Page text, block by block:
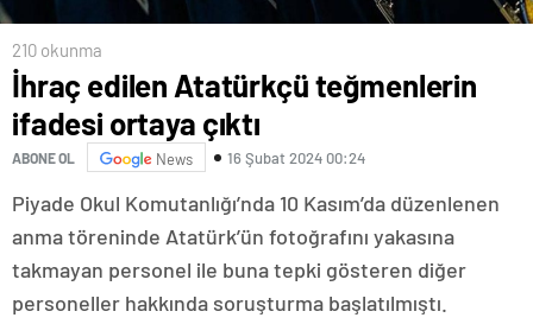
210 okunma
İhraç edilen Atatürkçü teğmenlerin
ifadesi ortaya çıktı
ABONE OL News 16 Şubat 2024 00:24
Piyade Okul Komutanlığı’nda 10 Kasım’da düzenlenen
anma töreninde Atatürk’ün fotoğrafını yakasına
takmayan personel ile buna tepki gösteren diğer
personeller hakkında soruşturma başlatılmıştı.